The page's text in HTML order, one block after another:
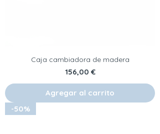
Caja cambiadora de madera
Precio
156,00 €
Agregar al carrito
-50%